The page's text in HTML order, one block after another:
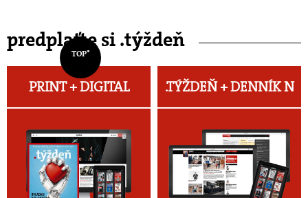
predplaťte si .týždeň
TOP*
PRINT + DIGITAL .TÝŽDEŇ +DENNÍK N